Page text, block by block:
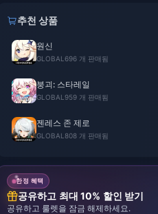
추천 상품
원신
GLOBAL 696 개 판매됨
붕괴: 스타레일
GLOBAL 959 개 판매됨
젠레스 존 제로
GLOBAL 808 개 판매됨
한정 혜택
공유하고 최대 10% 할인 받기
공유하고 룰렛을 잠금 해제하세요.